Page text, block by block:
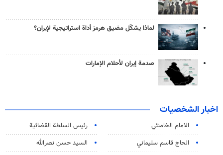
لماذا يشكّل مضيق هرمز أداة استراتيجية لإيران؟
صدمة إيران لأحلام الإمارات
اخبار الشخصيات
الامام الخامنئي
رئیس السلطة القضائیة
الحاج قاسم سليماني
السيد حسن نصرالله